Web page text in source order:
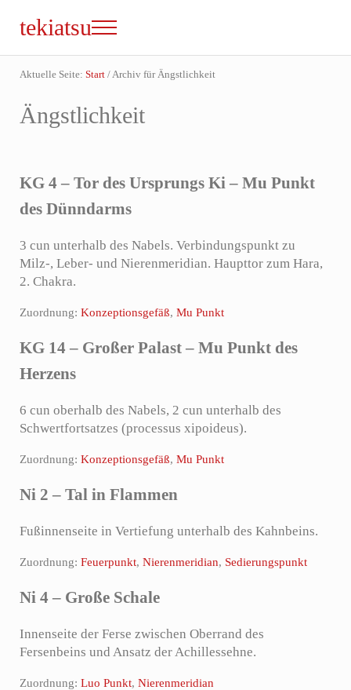
tekiatsu Menu
Aktuelle Seite: Start /Archiv für Ängstlichkeit
Ängstlichkeit
KG 4 – Tor des Ursprungs Ki – Mu Punkt
des Dünndarms
3 cun unterhalb des Nabels. Verbindungspunkt zu
Milz-, Leber- und Nierenmeridian. Haupttor zum Hara,
2. Chakra.
Zuordnung: Konzeptionsgefäß, Mu Punkt
KG 14 – Großer Palast – Mu Punkt des
Herzens
6 cun oberhalb des Nabels, 2 cun unterhalb des
Schwertfortsatzes (processus xipoideus).
Zuordnung: Konzeptionsgefäß, Mu Punkt
Ni 2 – Tal in Flammen
Fußinnenseite in Vertiefung unterhalb des Kahnbeins.
Zuordnung: Feuerpunkt, Nierenmeridian, Sedierungspunkt
Ni 4 – Große Schale
Innenseite der Ferse zwischen Oberrand des
Fersenbeins und Ansatz der Achillessehne.
Zuordnung: Luo Punkt, Nierenmeridian